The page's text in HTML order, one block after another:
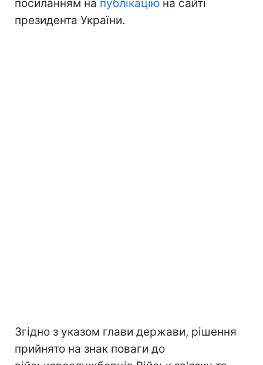
посиланням на публікацію на сайті
президента України.
Згідно з указом глави держави, рішення
прийнято на знак поваги до